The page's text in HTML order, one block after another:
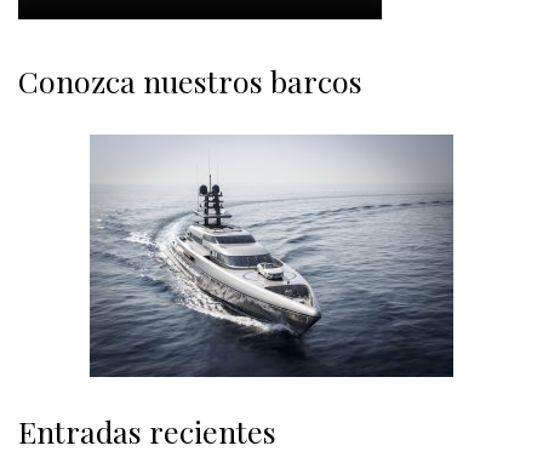
Conozca nuestros barcos
Entradas recientes